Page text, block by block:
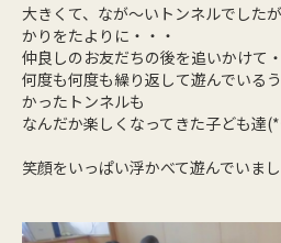
大きくて、なが～いトンネルでした
かりをたよりに・・・
仲良しのお友だちの後を追いかけて
何度も何度も繰り返して遊んでいる
かったトンネルも
なんだか楽しくなってきた子ども達
笑顔をいっぱい浮かべて遊んでいまし